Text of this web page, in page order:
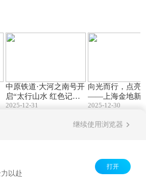
中原铁道·大河之南号开
启“太行山水 红色记
忆”体验之旅
2025-12-31
向光而行，点亮
——上海金地新
年活动
2025-12-30
继续使用浏览器
以赴
打开